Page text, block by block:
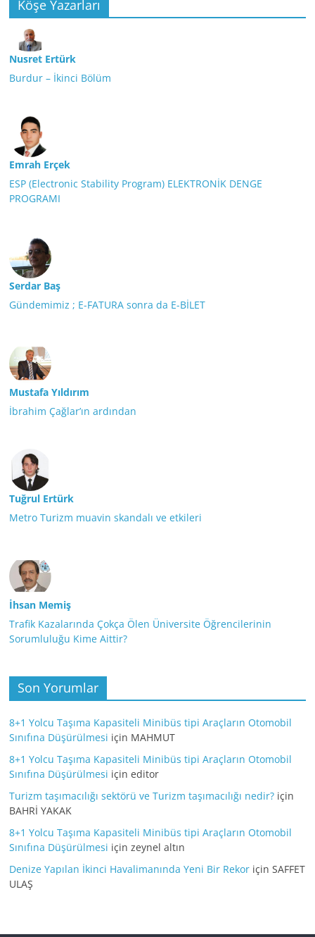
Köşe Yazarları
Nusret Ertürk
Burdur – İkinci Bölüm
Emrah Erçek
ESP (Electronic Stability Program) ELEKTRONİK DENGE
PROGRAMI
Serdar Baş
Gündemimiz ; E-FATURA sonra da E-BİLET
Mustafa Yıldırım
İbrahim Çağlar’ın ardından
Tuğrul Ertürk
Metro Turizm muavin skandalı ve etkileri
İhsan Memiş
Trafik Kazalarında Çokça Ölen Üniversite Öğrencilerinin
Sorumluluğu Kime Aittir?
Son Yorumlar
8+1 Yolcu Taşıma Kapasiteli Minibüs tipi Araçların Otomobil
Sınıfına Düşürülmesi için MAHMUT
8+1 Yolcu Taşıma Kapasiteli Minibüs tipi Araçların Otomobil
Sınıfına Düşürülmesi içineditor
Turizm taşımacılığı sektörü ve Turizm taşımacılığı nedir? için
BAHRİ YAKAK
8+1 Yolcu Taşıma Kapasiteli Minibüs tipi Araçların Otomobil
Sınıfına Düşürülmesi içinzeynel altın
Denize Yapılan İkinci Havalimanında Yeni Bir Rekor içinSAFFET
ULAŞ